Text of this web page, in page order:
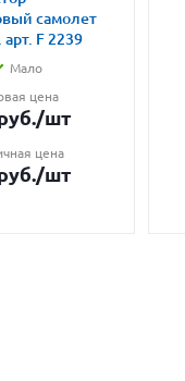
самолет
F 2239
Мало
цена
/шт
цена
/шт